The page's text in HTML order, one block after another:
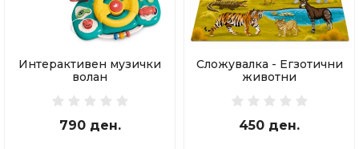
Интерактивен музички
волан
790 ден.
Сложувалка - Егзотични
животни
450 ден.